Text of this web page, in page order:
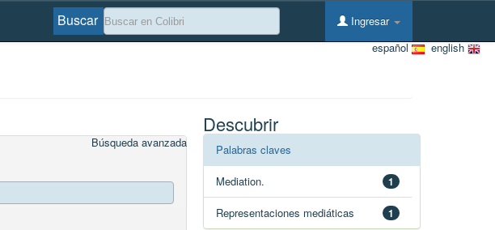
Ingresar
Buscar
english
español
Búsqueda avanzada
Descubrir
Palabras claves
1
Mediation.
1
Representaciones mediáticas